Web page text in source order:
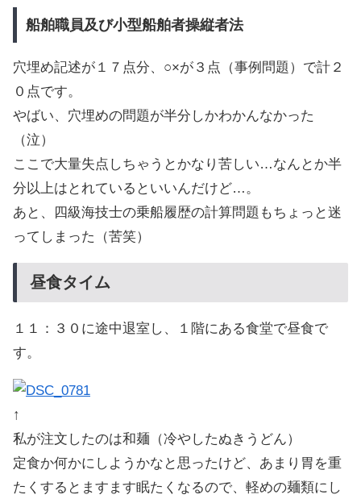
船舶職員及び小型船舶者操縦者法
穴埋め記述が１７点分、○×が３点（事例問題）で計２
０点です。
やばい、穴埋めの問題が半分しかわかんなかった
（泣）
ここで大量失点しちゃうとかなり苦しい…なんとか半
分以上はとれているといいんだけど…。
あと、四級海技士の乗船履歴の計算問題もちょっと迷
ってしまった（苦笑）
昼食タイム
１１：３０に途中退室し、１階にある食堂で昼食で
す。
↑
私が注文したのは和麺（冷やしたぬきうどん）
定食か何かにしようかなと思ったけど、あまり胃を重
たくするとますます眠たくなるので、軽めの麺類にし